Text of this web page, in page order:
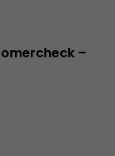
–